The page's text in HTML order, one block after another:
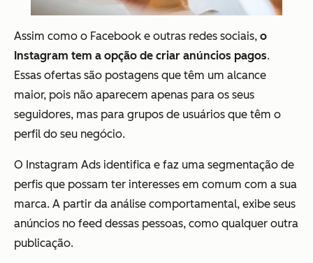
Assim como o Facebook e outras redes sociais, o
Instagram tem a opção de criar anúncios pagos.
Essas ofertas são postagens que têm um alcance
maior, pois não aparecem apenas para os seus
seguidores, mas para grupos de usuários que têm o
perfil do seu negócio.
O Instagram Ads identifica e faz uma segmentação de
perfis que possam ter interesses em comum com a sua
marca. A partir da análise comportamental, exibe seus
anúncios no feed dessas pessoas, como qualquer outra
publicação.